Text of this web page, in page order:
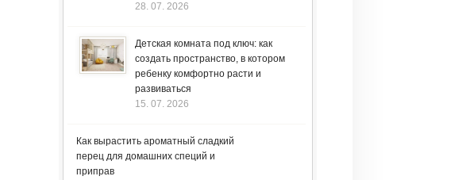
28. 07. 2026
Детская комната под ключ: как
создать пространство, в котором
ребенку комфортно расти и
развиваться
15. 07. 2026
Как вырастить ароматный сладкий
перец для домашних специй и
приправ